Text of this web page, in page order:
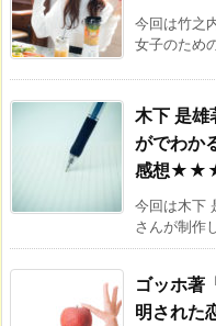
今回は竹之
女子のた
木下 是雄
がでわか
感想
今回は木下
さんが制作
ゴッホ著
明され